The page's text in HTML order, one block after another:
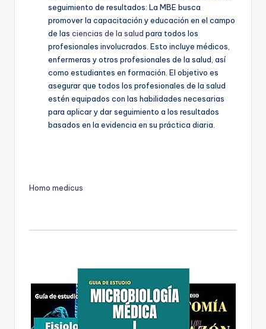
seguimiento de resultados: La MBE busca
promover la capacitación y educación en el campo
de las ciencias de la salud para todos los
profesionales involucrados. Esto incluye médicos,
enfermeras y otros profesionales de la salud, así
como estudiantes en formación. El objetivo es
asegurar que todos los profesionales de la salud
estén equipados con las habilidades necesarias
para aplicar y dar seguimiento a los resultados
basados en la evidencia en su práctica diaria.
Homo medicus